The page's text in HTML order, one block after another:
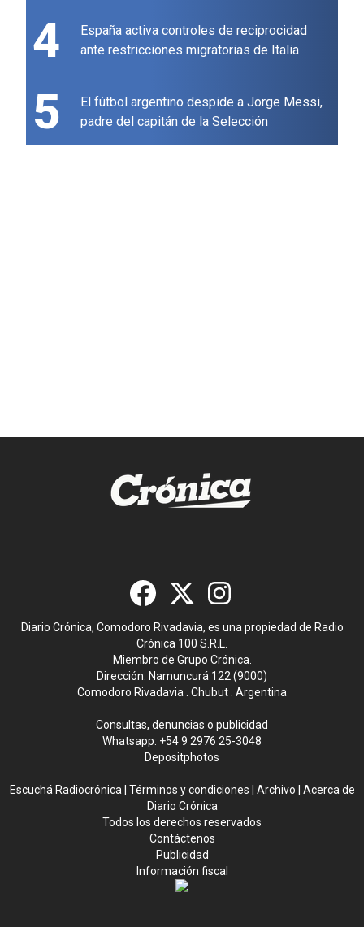
4
España activa controles de reciprocidad
ante restricciones migratorias de Italia
5
El fútbol argentino despide a Jorge Messi,
padre del capitán de la Selección
Diario Crónica, Comodoro Rivadavia, es una propiedad de Radio
Crónica 100 S.R.L.
Miembro de Grupo Crónica.
Dirección: Namuncurá 122 (9000)
Comodoro Rivadavia . Chubut . Argentina
Consultas, denuncias o publicidad
Whatsapp: +54 9 2976 25-3048
Depositphotos
Escuchá Radiocrónica| Términos y condiciones Archivo
Acerca de
Diario Crónica
Todos los derechos reservados
Contáctenos
Publicidad
Información fiscal